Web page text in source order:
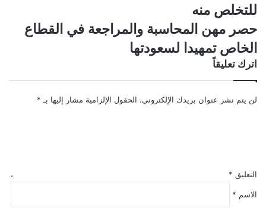
خطف
مواطن
بالطائف..
خطيبته
دبرت
لاستدراجه
بمعاونة
للتخلص
للتخلص منه
المحاسبة
والمراجعة
الخاص
حصر مهن المحاسبة والمراجعة في القطاع
الخاص تمهيدا لسعودتها
اترك تعليقاً
لن يتم نشر عنوان بريدك الإلكتروني. الحقول الإلزامية مشار إليها بـ *
التعليق *
الاسم *